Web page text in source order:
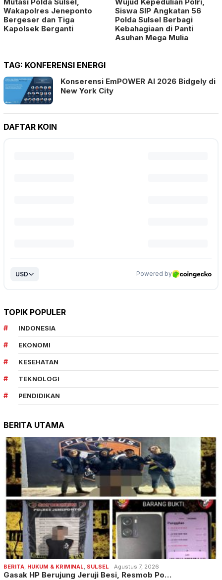
Wakapolres Jeneponto
Bergeser dan Tiga
Kapolsek Berganti
Siswa SIP Angkatan 56
Polda Sulsel Berbagi
Kebahagiaan di Panti
Asuhan Mega Mulia
TAG: KONFERENSI ENERGI
Konserensi EmPOWER AI 2026 Bidgely di
New York City
DAFTAR KOIN
TOPIK POPULER
INDONESIA
EKONOMI
KESEHATAN
TEKNOLOGI
PENDIDIKAN
BERITA UTAMA
BERITA HUKUM & KRIMINAL SULSEL Agustus 7, 2026
Gasak HP Berujung Jeruji Besi, Resmob Po…